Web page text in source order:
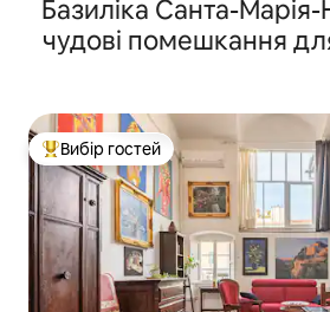
Базиліка Санта-Марія-
чудові помешкання
Топ вибір гостей
Вибір гостей